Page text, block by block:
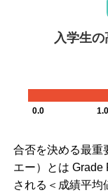
入学生の
0.0 1.0
合否を決める最重
エー）とは Grade
される＜成績平均